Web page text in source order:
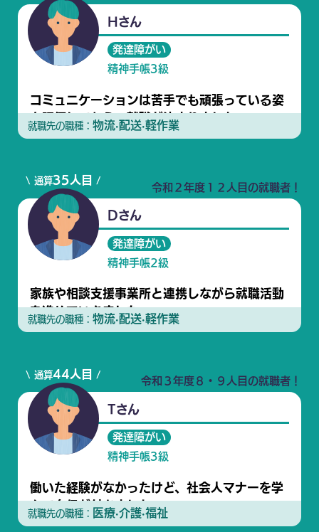
Hさん
発達障がい
精神手帳3級
コミュニケーションは苦手でも頑張っている姿
を評価してもらい就職が決まりました
就職先の職種： 物流·配送·軽作業
令和２年度１２人目の就職者！
\ 通算35人目 /
Dさん
発達障がい
精神手帳2級
家族や相談支援事業所と連携しながら就職活動
を進めていきました
就職先の職種： 物流·配送·軽作業
令和３年度８・９人目の就職者！
\ 通算44人目 /
Tさん
発達障がい
精神手帳3級
働いた経験がなかったけど、社会人マナーを学
んで自信が付きました
就職先の職種： 医療·介護·福祉